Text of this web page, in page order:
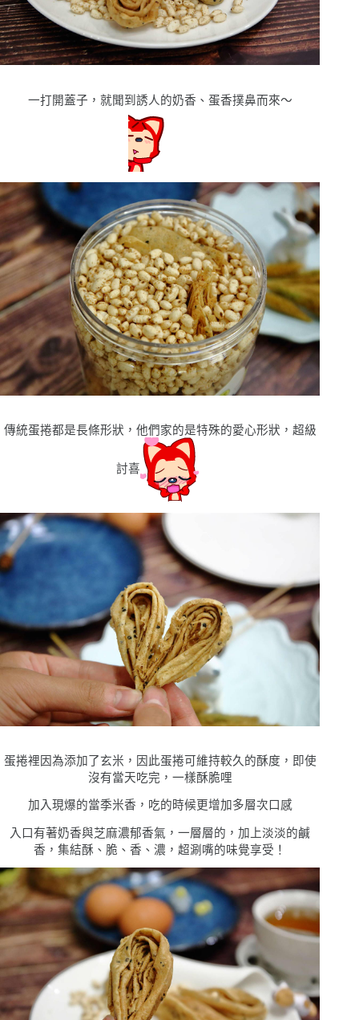
一打開蓋子，就聞到誘人的奶香、蛋香撲鼻而來〜
傳統蛋捲都是長條形狀，他們家的是特殊的愛心形狀，超級
討喜
蛋捲裡因為添加了玄米，因此蛋捲可維持較久的酥度，即使
沒有當天吃完，一樣酥脆哩
加入現爆的當季米香，吃的時候更增加多層次口感
入口有著奶香與芝麻濃郁香氣，一層層的，加上淡淡的鹹
香，集結酥、脆、香、濃，超涮嘴的味覺享受！